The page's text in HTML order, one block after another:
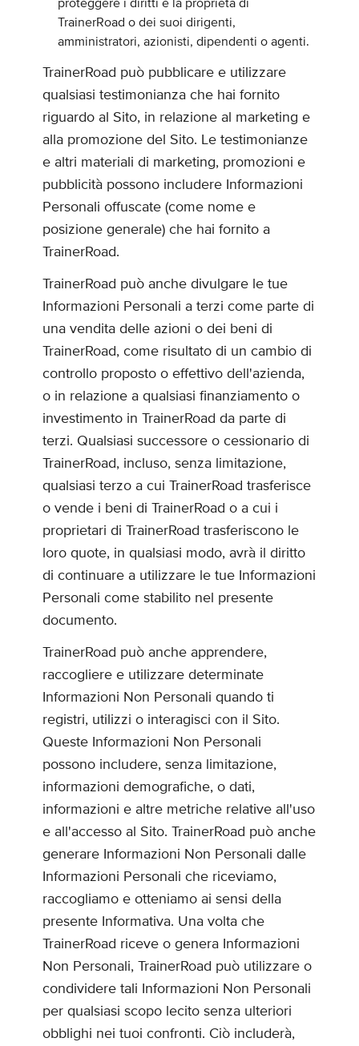
proteggere i diritti e la proprietà di
TrainerRoad o dei suoi dirigenti,
amministratori, azionisti, dipendenti o agenti.
TrainerRoad può pubblicare e utilizzare
qualsiasi testimonianza che hai fornito
riguardo al Sito, in relazione al marketing e
alla promozione del Sito. Le testimonianze
e altri materiali di marketing, promozioni e
pubblicità possono includere Informazioni
Personali offuscate (come nome e
posizione generale) che hai fornito a
TrainerRoad.
TrainerRoad può anche divulgare le tue
Informazioni Personali a terzi come parte di
una vendita delle azioni o dei beni di
TrainerRoad, come risultato di un cambio di
controllo proposto o effettivo dell'azienda,
o in relazione a qualsiasi finanziamento o
investimento in TrainerRoad da parte di
terzi. Qualsiasi successore o cessionario di
TrainerRoad, incluso, senza limitazione,
qualsiasi terzo a cui TrainerRoad trasferisce
o vende i beni di TrainerRoad o a cui i
proprietari di TrainerRoad trasferiscono le
loro quote, in qualsiasi modo, avrà il diritto
di continuare a utilizzare le tue Informazioni
Personali come stabilito nel presente
documento.
TrainerRoad può anche apprendere,
raccogliere e utilizzare determinate
Informazioni Non Personali quando ti
registri, utilizzi o interagisci con il Sito.
Queste Informazioni Non Personali
possono includere, senza limitazione,
informazioni demografiche, o dati,
informazioni e altre metriche relative all'uso
e all'accesso al Sito. TrainerRoad può anche
generare Informazioni Non Personali dalle
Informazioni Personali che riceviamo,
raccogliamo e otteniamo ai sensi della
presente Informativa. Una volta che
TrainerRoad riceve o genera Informazioni
Non Personali, TrainerRoad può utilizzare o
condividere tali Informazioni Non Personali
per qualsiasi scopo lecito senza ulteriori
obblighi nei tuoi confronti. Ciò includerà,